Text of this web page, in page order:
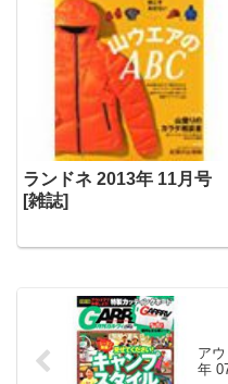
ランドネ 2013年 11月号
[雑誌]
ア
年